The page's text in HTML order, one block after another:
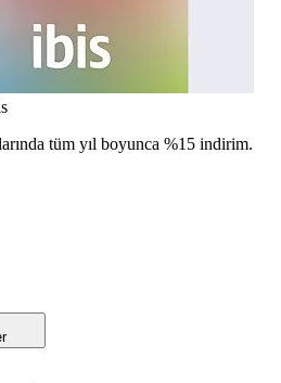
tüm yıl boyunca %15 indirim.